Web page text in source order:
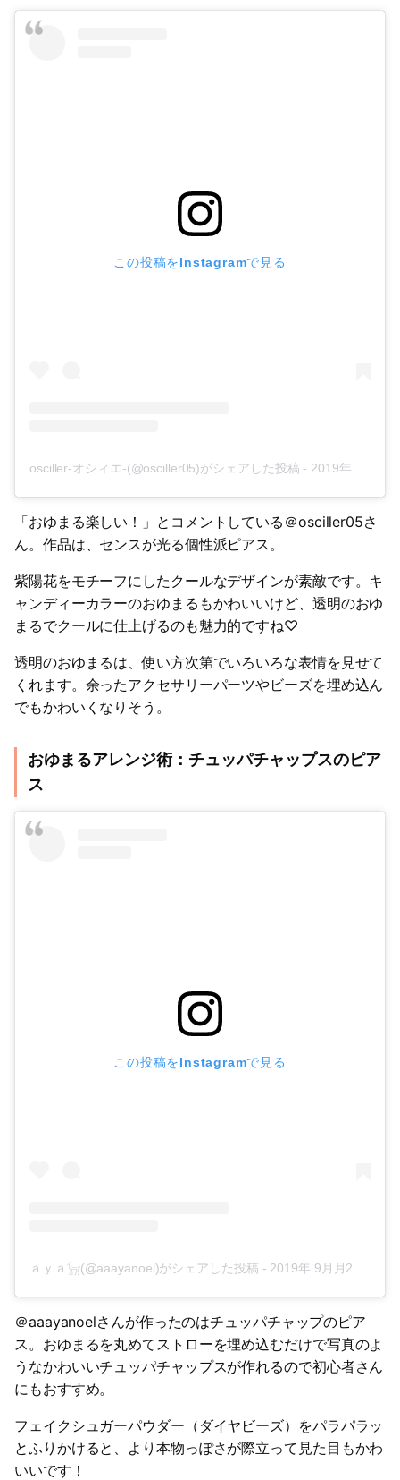
この投稿をInstagramで見る
osciller-オシィエ-(@osciller05)がシェアした投稿 - 2019年10月月19日午前4時46分PDT
「おゆまる楽しい！」とコメントしている＠osciller05さ
ん。作品は、センスが光る個性派ピアス。
紫陽花をモチーフにしたクールなデザインが素敵です。キ
ャンディーカラーのおゆまるもかわいいけど、透明のおゆ
まるでクールに仕上げるのも魅力的ですね♡
透明のおゆまるは、使い方次第でいろいろな表情を見せて
くれます。余ったアクセサリーパーツやビーズを埋め込ん
でもかわいくなりそう。
おゆまるアレンジ術：チュッパチャップスのピア
ス
この投稿をInstagramで見る
ａｙａ𓃴(@aaayanoel)がシェアした投稿 - 2019年 9月月23日午前7時03分PDT
＠aaayanoelさんが作ったのはチュッパチャップのピア
ス。おゆまるを丸めてストローを埋め込むだけで写真のよ
うなかわいいチュッパチャップスが作れるので初心者さん
にもおすすめ。
フェイクシュガーパウダー（ダイヤビーズ）をパラパラッ
とふりかけると、より本物っぽさが際立って見た目もかわ
いいです！